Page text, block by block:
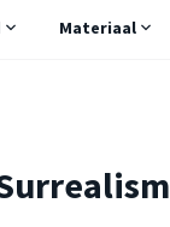
Materiaal